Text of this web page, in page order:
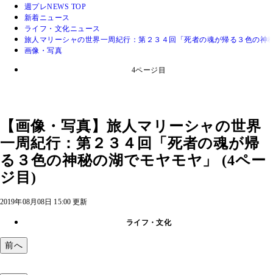
週プレNEWS TOP
新着ニュース
ライフ・文化ニュース
旅人マリーシャの世界一周紀行：第２３４回「死者の魂が帰る３色の神
画像・写真
4ページ目
【画像・写真】旅人マリーシャの世界
一周紀行：第２３４回「死者の魂が帰
る３色の神秘の湖でモヤモヤ」 (4ペー
ジ目)
2019年08月08日 15:00 更新
ライフ・文化
前へ